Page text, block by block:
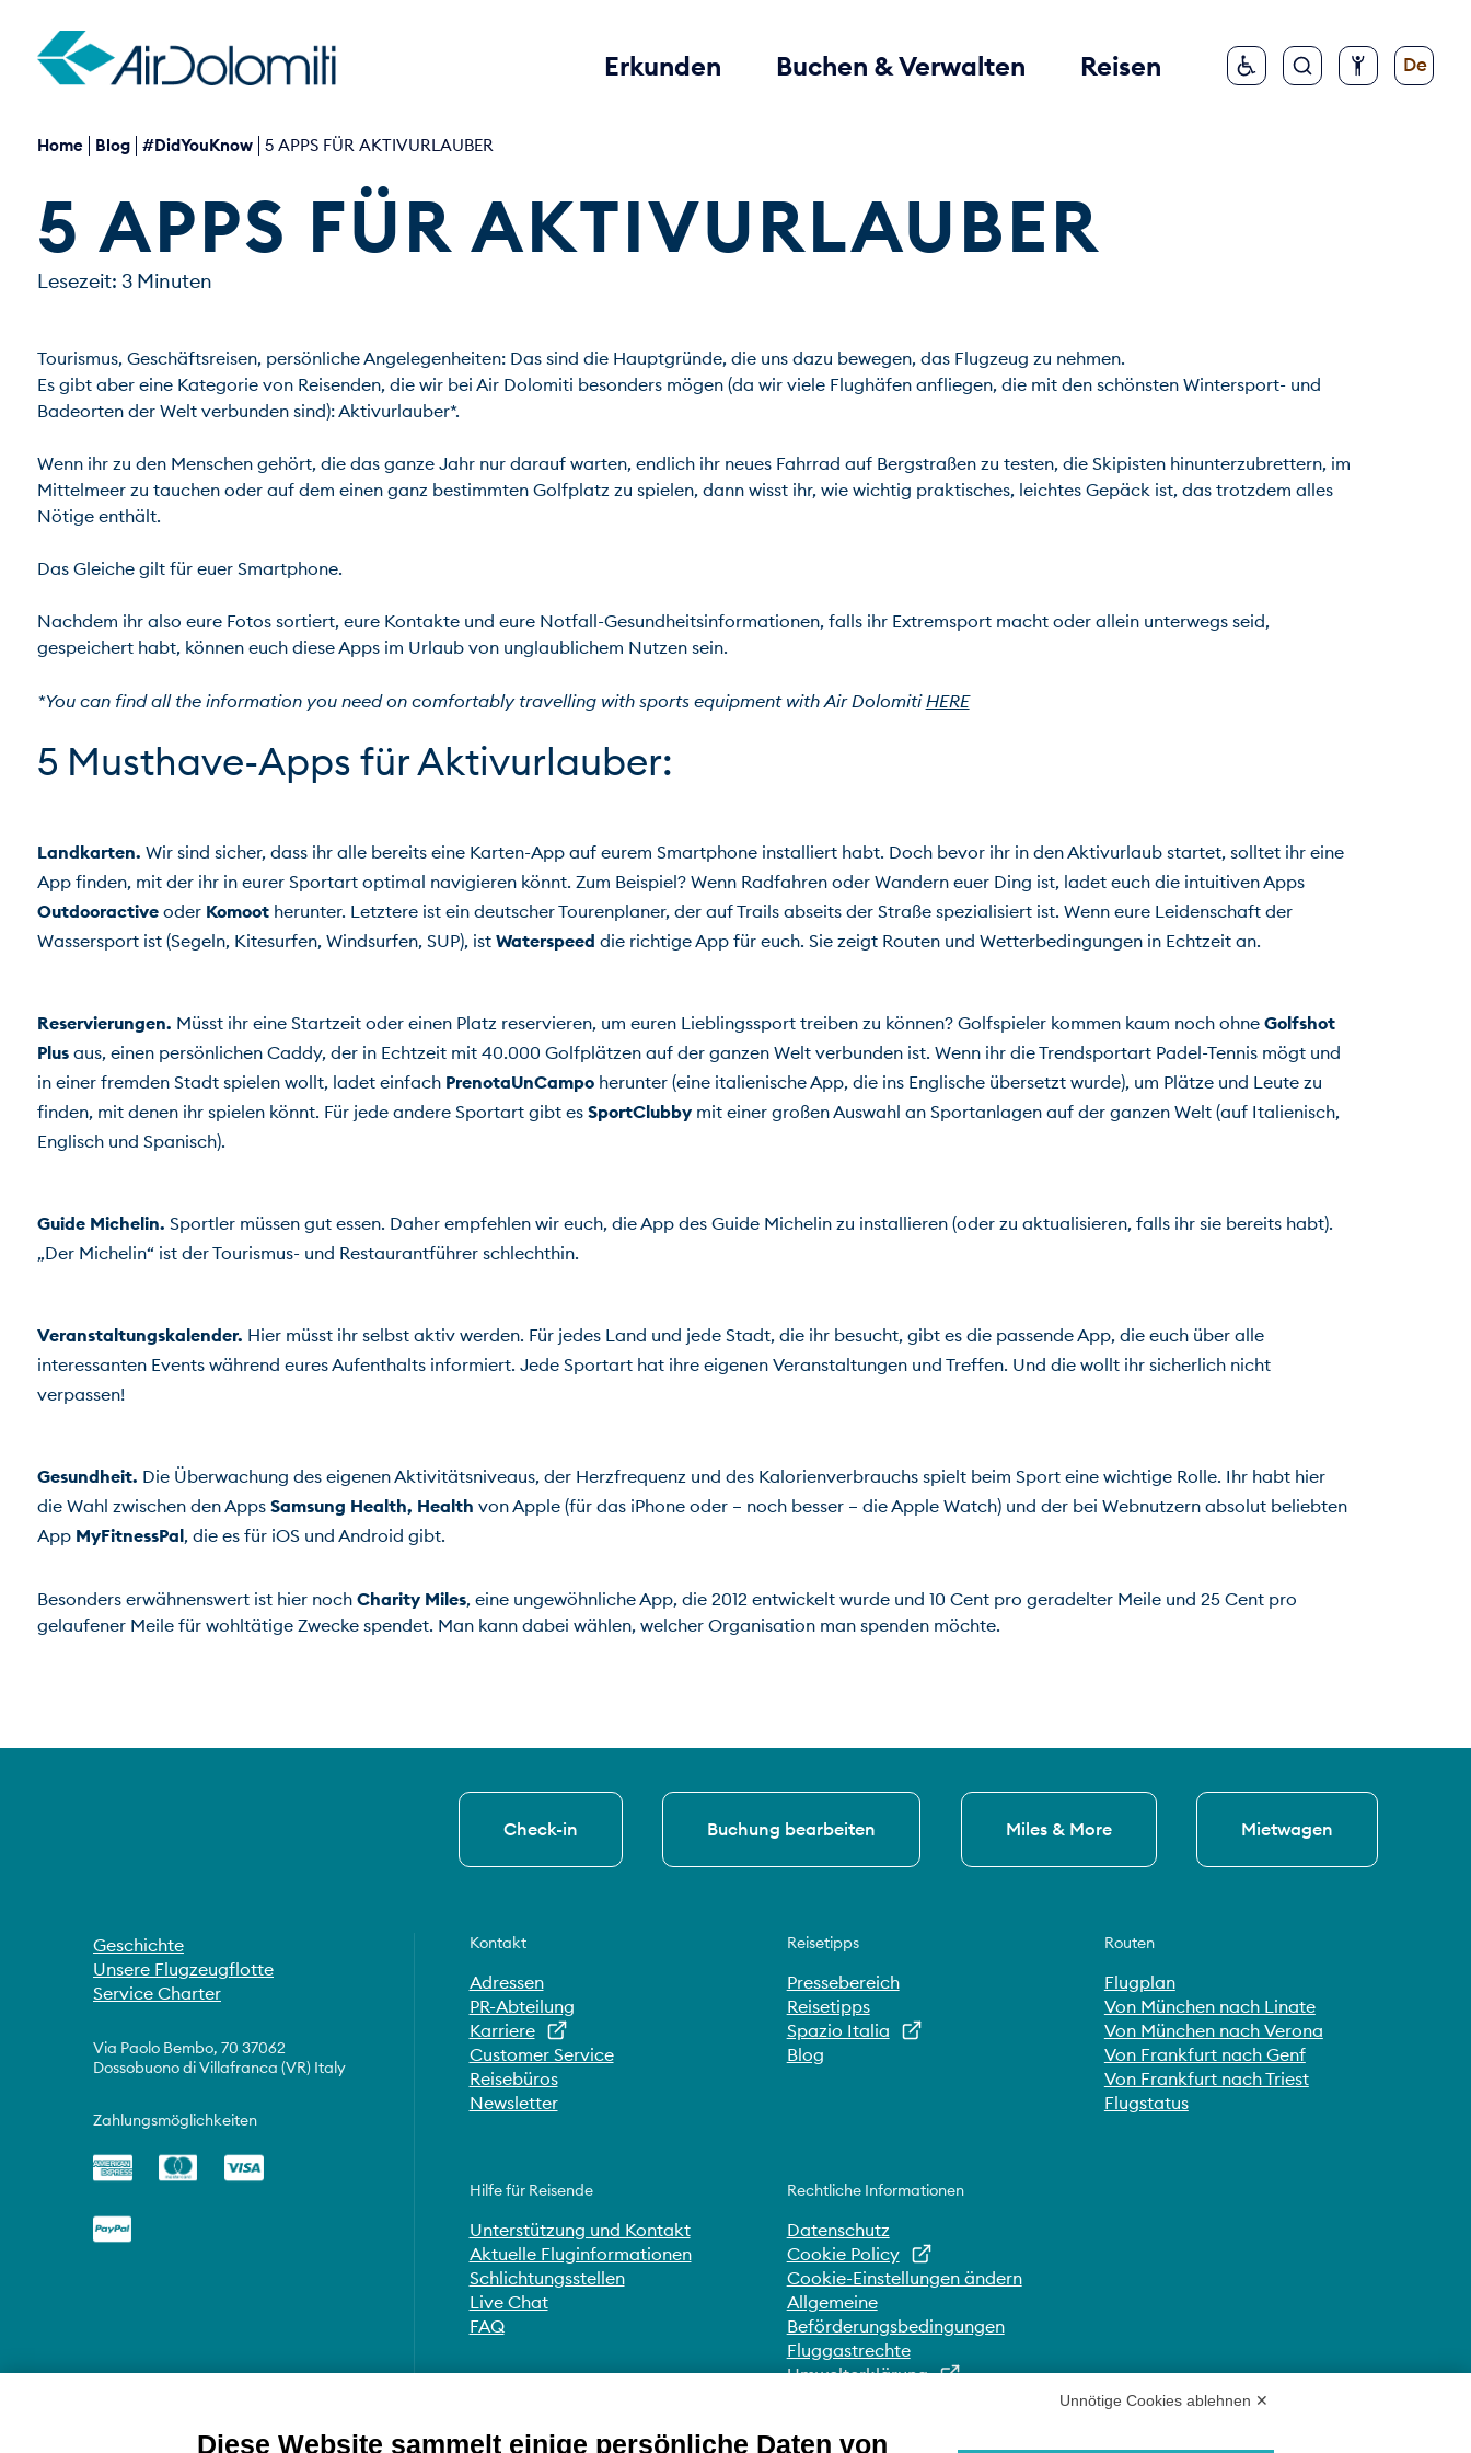
Erkunden Buchen & Verwalten Reisen De
Home Blog #DidYouKnow 5 APPS FÜR AKTIVURLAUBER
5 APPS FÜR AKTIVURLAUBER
Lesezeit: 3 Minuten
Tourismus, Geschäftsreisen, persönliche Angelegenheiten: Das sind die Hauptgründe, die uns dazu bewegen, das Flugzeug zu nehmen.
Es gibt aber eine Kategorie von Reisenden, die wir bei Air Dolomiti besonders mögen (da wir viele Flughäfen anfliegen, die mit den schönsten Wintersport- und
Badeorten der Welt verbunden sind): Aktivurlauber*.
Wenn ihr zu den Menschen gehört, die das ganze Jahr nur darauf warten, endlich ihr neues Fahrrad auf Bergstraßen zu testen, die Skipisten hinunterzubrettern, im
Mittelmeer zu tauchen oder auf dem einen ganz bestimmten Golfplatz zu spielen, dann wisst ihr, wie wichtig praktisches, leichtes Gepäck ist, das trotzdem alles
Nötige enthält.
Das Gleiche gilt für euer Smartphone.
Nachdem ihr also eure Fotos sortiert, eure Kontakte und eure Notfall-Gesundheitsinformationen, falls ihr Extremsport macht oder allein unterwegs seid,
gespeichert habt, können euch diese Apps im Urlaub von unglaublichem Nutzen sein.
*You can find all the information you need on comfortably travelling with sports equipment with Air Dolomiti HERE
Landkarten. Wir sind sicher, dass ihr alle bereits eine Karten-App auf eurem Smartphone installiert habt. Doch bevor ihr in den Aktivurlaub startet, solltet ihr eine
App finden, mit der ihr in eurer Sportart optimal navigieren könnt. Zum Beispiel? Wenn Radfahren oder Wandern euer Ding ist, ladet euch die intuitiven Apps
Outdooractive oder Komoot herunter. Letztere ist ein deutscher Tourenplaner, der auf Trails abseits der Straße spezialisiert ist. Wenn eure Leidenschaft der
Wassersport ist (Segeln, Kitesurfen, Windsurfen, SUP), ist Waterspeed die richtige App für euch. Sie zeigt Routen und Wetterbedingungen in Echtzeit an.
Reservierungen. Müsst ihr eine Startzeit oder einen Platz reservieren, um euren Lieblingssport treiben zu können? Golfspieler kommen kaum noch ohne Golfshot
Plus aus, einen persönlichen Caddy, der in Echtzeit mit 40.000 Golfplätzen auf der ganzen Welt verbunden ist. Wenn ihr die Trendsportart Padel-Tennis mögt und
in einer fremden Stadt spielen wollt, ladet einfach PrenotaUnCampo herunter (eine italienische App, die ins Englische übersetzt wurde), um Plätze und Leute zu
finden, mit denen ihr spielen könnt. Für jede andere Sportart gibt es SportClubby mit einer großen Auswahl an Sportanlagen auf der ganzen Welt (auf Italienisch,
Englisch und Spanisch).
Guide Michelin. Sportler müssen gut essen. Daher empfehlen wir euch, die App des Guide Michelin zu installieren (oder zu aktualisieren, falls ihr sie bereits habt).
„Der Michelin“ ist der Tourismus- und Restaurantführer schlechthin.
Veranstaltungskalender. Hier müsst ihr selbst aktiv werden. Für jedes Land und jede Stadt, die ihr besucht, gibt es die passende App, die euch über alle
interessanten Events während eures Aufenthalts informiert. Jede Sportart hat ihre eigenen Veranstaltungen und Treffen. Und die wollt ihr sicherlich nicht
verpassen!
Gesundheit. Die Überwachung des eigenen Aktivitätsniveaus, der Herzfrequenz und des Kalorienverbrauchs spielt beim Sport eine wichtige Rolle. Ihr habt hier
die Wahl zwischen den Apps Samsung Health, Health von Apple (für das iPhone oder – noch besser – die Apple Watch) und der bei Webnutzern absolut beliebten
App MyFitnessPal, die es für iOS und Android gibt.
Besonders erwähnenswert ist hier noch Charity Miles, eine ungewöhnliche App, die 2012 entwickelt wurde und 10 Cent pro geradelter Meile und 25 Cent pro
gelaufener Meile für wohltätige Zwecke spendet. Man kann dabei wählen, welcher Organisation man spenden möchte.
Check-in Buchung bearbeiten Miles & More Mietwagen
Geschichte
Unsere Flugzeugflotte
Service Charter
Via Paolo Bembo, 70 37062
Dossobuono di Villafranca (VR) Italy
Zahlungsmöglichkeiten
Kontakt
Adressen
PR-Abteilung
Karriere
Customer Service
Reisebüros
Newsletter
Reisetipps
Pressebereich
Reisetipps
Spazio Italia
Blog
Routen
Flugplan
Von München nach Linate
Von München nach Verona
Von Frankfurt nach Genf
Von Frankfurt nach Triest
Flugstatus
Hilfe für Reisende
Unterstützung und Kontakt
Aktuelle Fluginformationen
Schlichtungsstellen
Live Chat
FAQ
Rechtliche Informationen
Datenschutz
Cookie Policy
Cookie-Einstellungen ändern
Allgemeine
Beförderungsbedingungen
Fluggastrechte
Umwelterklärung
Unnötige Cookies ablehnen ✕
Diese Website sammelt einige persönliche Daten von